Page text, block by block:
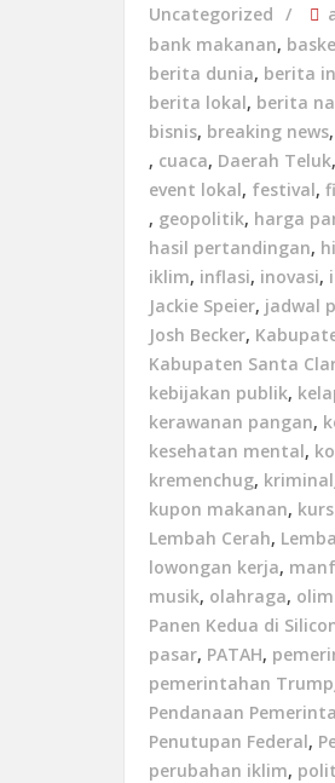
Uncategorized
bank makanan,
berita dunia, berita
berita lokal, berita
bisnis, breaking news,
, cuaca, Daerah Teluk,
event lokal, festival,
, geopolitik, harga
hasil pertandingan,
iklim, inflasi, inovasi,
Jackie Speier, jadwal
Josh Becker,
Kabupaten Santa
kebijakan publik,
kerawanan pangan,
kesehatan mental,
kremenchug, kriminal
kupon makanan,
Lembah Cerah,
lowongan kerja,
musik, olahraga,
Panen Kedua di
pasar, PATAH,
pemerintahan Trump
Pendanaan
Penutupan Federal,
perubahan iklim,